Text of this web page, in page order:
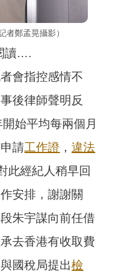
者鄭孟晃攝影）
讀….
會指控感情不
後律師聲明反
始平均每兩個月
請工作證 ，違法
此經紀人稍早回
安排，謝謝關
朱宇謀向前任借
去香港有收取費
國稅局提出檢